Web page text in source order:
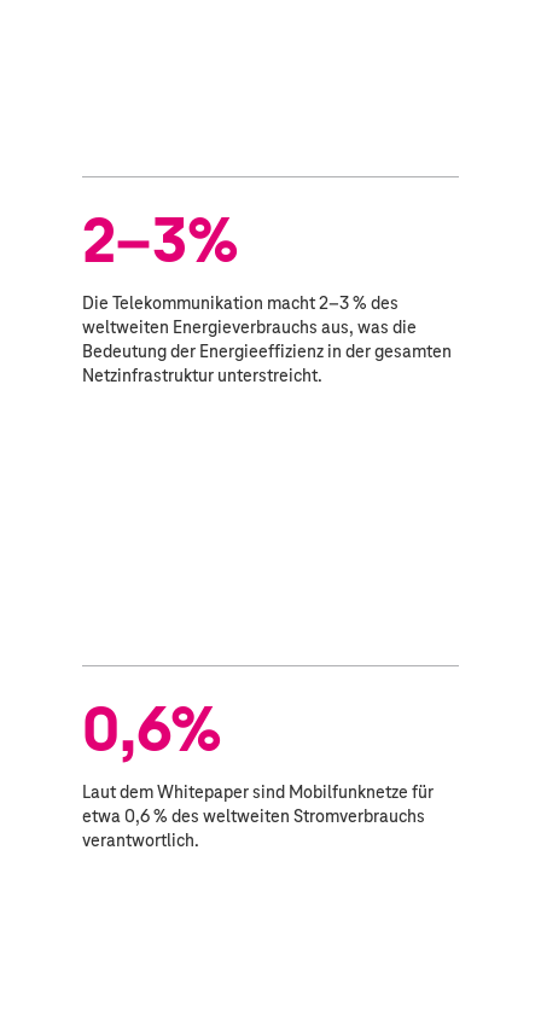
2–3%
Die Telekommunikation macht 2–3 % des
weltweiten Energieverbrauchs aus, was die
Bedeutung der Energieeffizienz in der gesamten
Netzinfrastruktur unterstreicht.
0,6%
Laut dem Whitepaper sind Mobilfunknetze für
etwa 0,6 % des weltweiten Stromverbrauchs
verantwortlich.